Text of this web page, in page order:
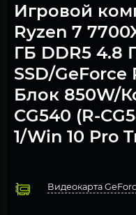
Игровой
Ryzen 7
ГБ DDR5 4.8
SSD/GeForce
Блок 850W/
CG540 (R-
1/Win 10 Pro
Видеокарта